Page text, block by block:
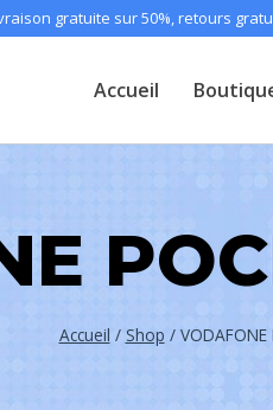
gratuite sur 50%, retours
Accueil
Accueil / Shop / VODAFONE